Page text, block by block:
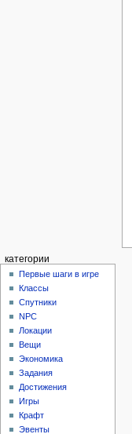
категории
Первые шаги в игре
Классы
Спутники
NPC
Локации
Вещи
Экономика
Задания
Достижения
Игры
Крафт
Эвенты